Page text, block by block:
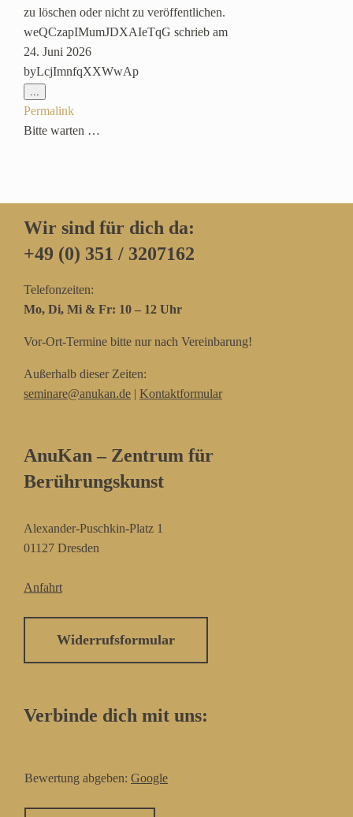
zu löschen oder nicht zu veröffentlichen.
weQCzapIMumJDXAIeTqG schrieb am
24. Juni 2026
byLcjImnfqXXWwAp
...
Metabox
ein-/ausblenden.
Permalink
Bitte warten …
Wir sind für dich da:
+49 (0) 351 / 3207162‬
Telefonzeiten:
Mo, Di, Mi & Fr: 10 – 12 Uhr
Vor-Ort-Termine bitte nur nach Vereinbarung!
Außerhalb dieser Zeiten:
seminare@anukan.de | Kontaktformular
AnuKan – Zentrum für
Berührungskunst
Alexander-Puschkin-Platz 1
01127 Dresden
Anfahrt
Widerrufsformular
Verbinde dich mit uns:
Bewertung abgeben: Google